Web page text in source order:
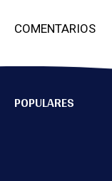
COMENTARIOS
POPULARES